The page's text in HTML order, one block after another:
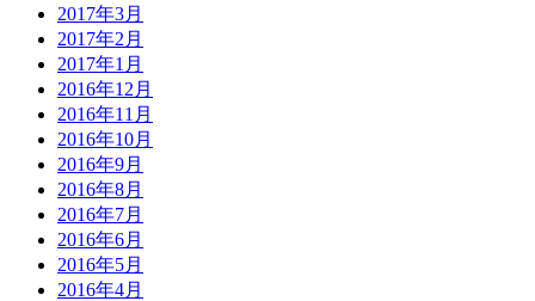
2017年3月
2017年2月
2017年1月
2016年12月
2016年11月
2016年10月
2016年9月
2016年8月
2016年7月
2016年6月
2016年5月
2016年4月